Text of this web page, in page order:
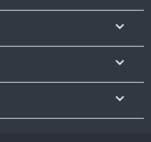


